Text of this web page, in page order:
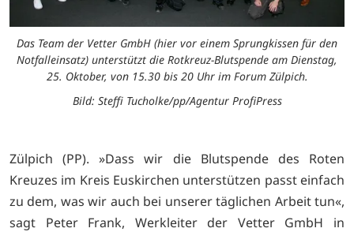
Das Team der Vetter GmbH (hier vor einem Sprungkissen für den
Notfalleinsatz) unterstützt die Rotkreuz-Blutspende am Dienstag,
25. Oktober, von 15.30 bis 20 Uhr im Forum Zülpich.
Bild: Steffi Tucholke/pp/Agentur ProfiPress
Zülpich (PP). »Dass wir die Blutspende des Roten
Kreuzes im Kreis Euskirchen unterstützen passt einfach
zu dem, was wir auch bei unserer täglichen Arbeit tun«,
sagt Peter Frank, Werkleiter der Vetter GmbH in